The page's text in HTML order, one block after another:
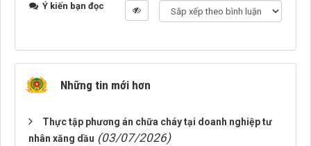
Ý kiến bạn đọc
Những tin mới hơn
Thực tập phương án chữa cháy tại doanh nghiệp tư
nhân xăng dầu (03/07/2026)